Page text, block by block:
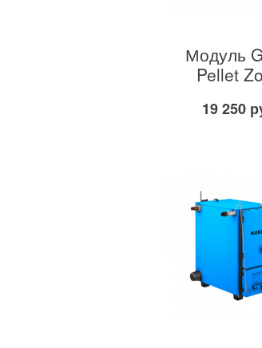
Модуль
Pellet
19 250